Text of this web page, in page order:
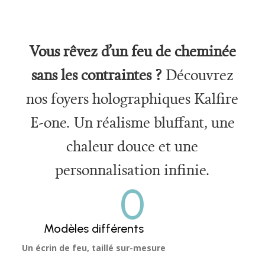
Vous rêvez d’un feu de cheminée
sans les contraintes ? Découvrez
nos foyers holographiques Kalfire
E-one. Un réalisme bluffant, une
chaleur douce et une
personnalisation infinie.
0
Modèles différents
Un écrin de feu, taillé sur-mesure